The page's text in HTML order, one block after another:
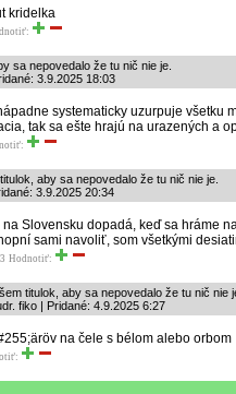
kridelka
sa nepovedalo že tu nič nie je.
3.9.2025 18:03
systematicky uzurpuje všetku
tak sa ešte hrajú na urazených a
aby sa nepovedalo že tu nič nie je.
3.9.2025 20:34
na Slovensku dopadá, keď sa hráme
sami navoliť, som všetkými
Hodnotiť:
titulok, aby sa nepovedalo že tu nič nie
fiko | Pridané: 4.9.2025 6:27
na čele s bélom alebo orbom